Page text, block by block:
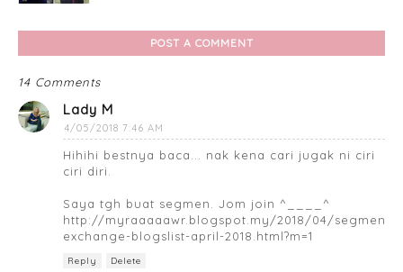
POST A COMMENT
14 Comments
Lady M
4/05/2018 7:46 AM
Hihihi bestnya baca... nak kena cari jugak ni ciri
ciri diri.
Saya tgh buat segmen. Jom join ^____^
http://myraaaaawr.blogspot.my/2018/04/segmen-
exchange-blogslist-april-2018.html?m=1
Reply Delete